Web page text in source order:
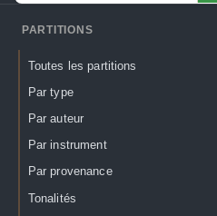
PARTITIONS
Toutes les partitions
Par type
Par auteur
Par instrument
Par provenance
Tonalités